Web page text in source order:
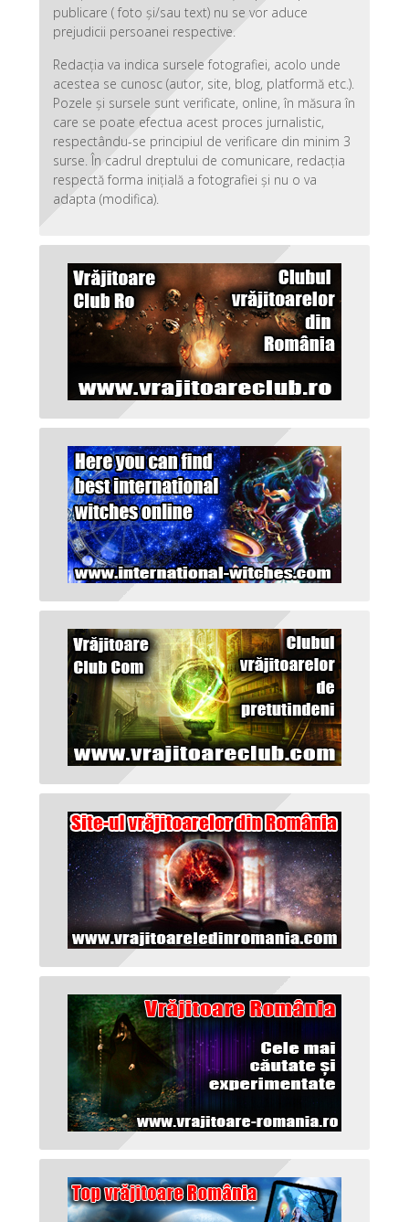
publicare ( foto și/sau text) nu se vor aduce
prejudicii persoanei respective.
Redacția va indica sursele fotografiei, acolo unde
acestea se cunosc (autor, site, blog, platformă etc.).
Pozele și sursele sunt verificate, online, în măsura în
care se poate efectua acest proces jurnalistic,
respectându-se principiul de verificare din minim 3
surse. În cadrul dreptului de comunicare, redacția
respectă forma inițială a fotografiei și nu o va
adapta (modifica).